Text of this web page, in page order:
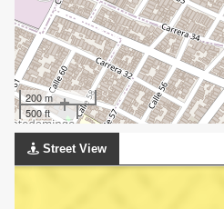
200 m
500 ft
Street View